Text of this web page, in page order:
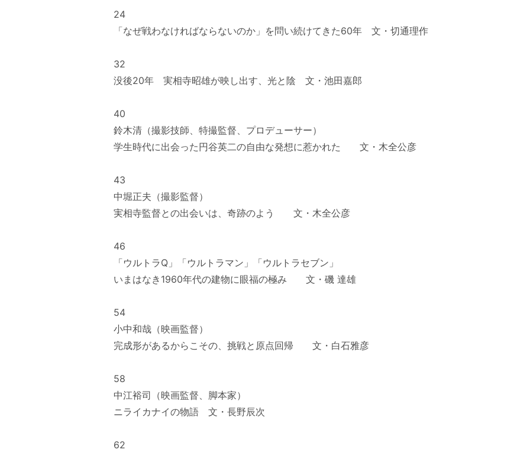
24
「なぜ戦わなければならないのか」を問い続けてきた60年 文・切通理作
32
没後20年 実相寺昭雄が映し出す、光と陰 文・池田嘉郎
40
鈴木清（撮影技師、特撮監督、プロデューサー）
学生時代に出会った円谷英二の自由な発想に惹かれた 文・木全公彦
43
中堀正夫（撮影監督）
実相寺監督との出会いは、奇跡のよう 文・木全公彦
46
「ウルトラQ」「ウルトラマン」「ウルトラセブン」
いまはなき1960年代の建物に眼福の極み 文・磯 達雄
54
小中和哉（映画監督）
完成形があるからこその、挑戦と原点回帰 文・白石雅彦
58
中江裕司（映画監督、脚本家）
ニライカナイの物語 文・長野辰次
62